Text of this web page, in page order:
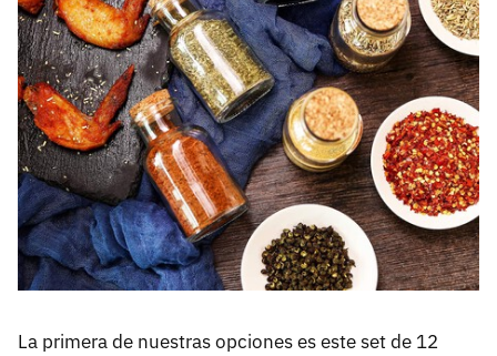
La primera de nuestras opciones es este set de 12